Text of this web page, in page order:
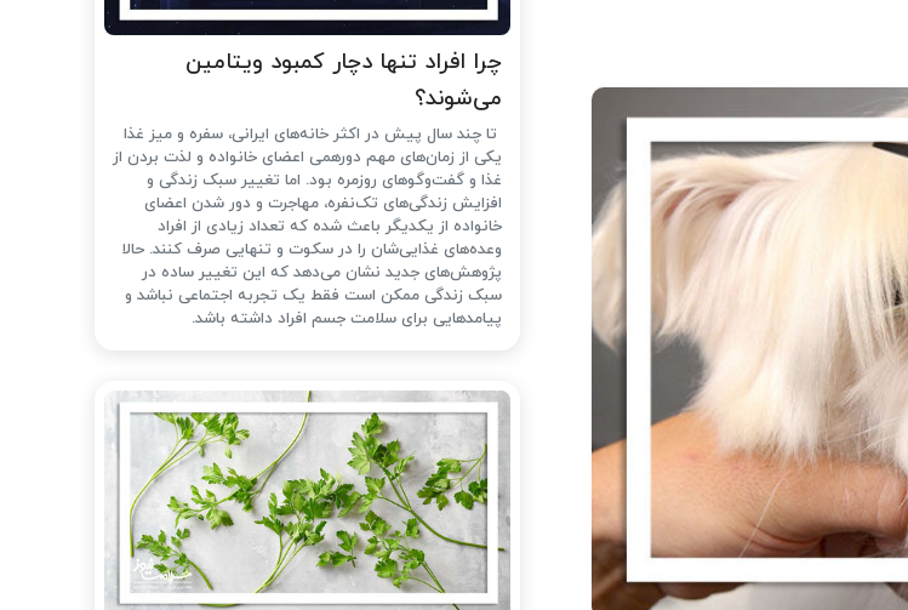
چرا افراد تنها دچار کمبود ویتامین
می‌شوند؟
تا چند سال پیش در اکثر خانه‌های ایرانی، سفره و میز غذا
یکی از زمان‌های مهم دورهمی اعضای خانواده و لذت بردن از
غذا و گفت‌وگوهای روزمره بود. اما تغییر سبک زندگی و
افزایش زندگی‌های تک‌نفره، مهاجرت و دور شدن اعضای
خانواده از یکدیگر باعث شده که تعداد زیادی از افراد
وعده‌های غذایی‌شان را در سکوت و تنهایی صرف کنند. حالا
پژوهش‌های جدید نشان می‌دهد که این تغییر ساده در
سبک زندگی ممکن است فقط یک تجربه اجتماعی نباشد و
پیامدهایی برای سلامت جسم افراد داشته باشد.